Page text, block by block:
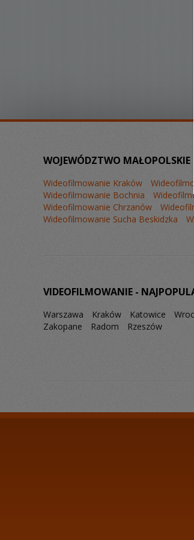
WOJEWÓDZTWO
Wideofilmowanie Kraków
Wideofilmowanie Bochnia
Wideofilmowanie Chrzanów
Wideofilmowanie Sucha Beskidzka
VIDEOFILMOWANIE -
Warszawa Kraków Katowice
Zakopane
Radom Rzeszów